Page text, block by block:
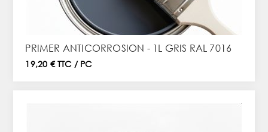
PRIMER ANTICORROSION - 1L GRIS RAL 7016
19,20 € TTC / PC